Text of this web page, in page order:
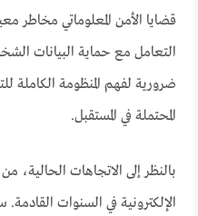
قضايا الأمن المعلوماتي
التعامل مع حماية البيانات
ضرورية لفهم المنظومة الكاملة
المحتملة في المستقبل.
بالنظر إلى الاتجاهات الحالية،
الإلكترونية في السنوات